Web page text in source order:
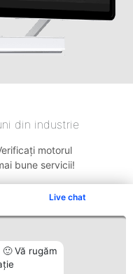
Live chat
Vă rugăm
din industrie
motorul
bune servicii!